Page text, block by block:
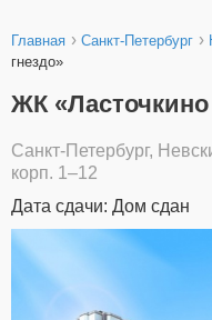
Главная › Санкт-Петербург ›
гнездо»
ЖК «Ласточкино
Санкт-Петербург,
корп. 1–12
Дата сдачи: Дом сдан